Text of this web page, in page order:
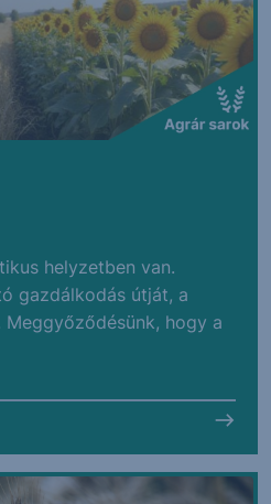
helyzetben van.
gazdálkodás útját, a
hogy a